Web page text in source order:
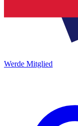
Werde Mitglied